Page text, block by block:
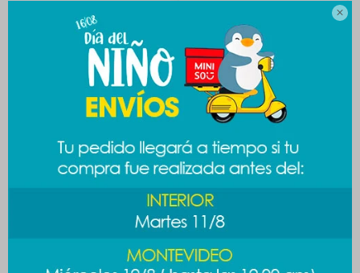

Portacepillo unicornio 2pcs
Beige
99